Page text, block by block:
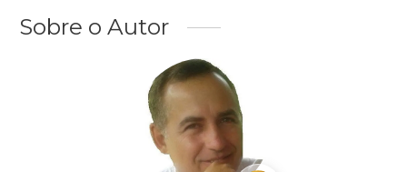
Sobre o Autor